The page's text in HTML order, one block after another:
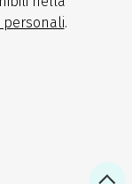
personali.